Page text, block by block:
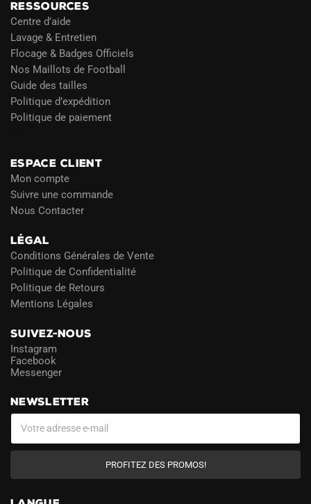
RESSOURCES
Centre d’aide
Lavage & Entretien
Flocage & Badges Officiels
Nos Maillots de Football
Guide des tailles
Politique d’expédition
Politique de paiement
ESPACE CLIENT
Mon compte
Suivre une commande
Nous Contacter
LÉGAL
Conditions Générales de Vente
Politique de Confidentialité
Politique de Retours
Mentions Légales
SUIVEZ-NOUS
Instagram
Facebook
Messenger
NEWSLETTER
PROFITEZ DES PROMOS!